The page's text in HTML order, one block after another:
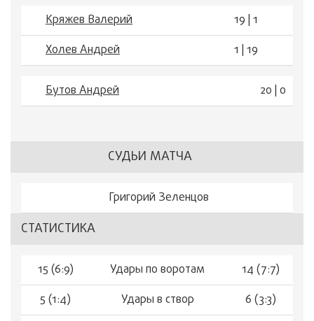
Кряжев Валерий
19 | 1
Холев Андрей
1 | 19
Бутов Андрей 20 | 0
СУДЬИ МАТЧА
Григорий Зеленцов
СТАТИСТИКА
15 (6:9) Удары по воротам
14 (7:7)
5 (1:4)
Удары в створ 6 (3:3)